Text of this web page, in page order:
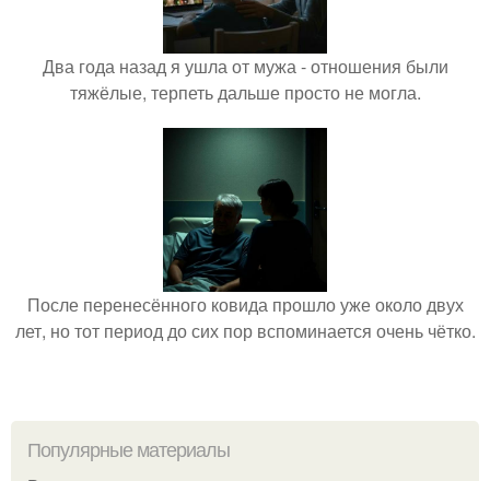
Два года назад я ушла от мужа - отношения были
тяжёлые, терпеть дальше просто не могла.
После перенесённого ковида прошло уже около двух
лет, но тот период до сих пор вспоминается очень чётко.
Популярные материалы